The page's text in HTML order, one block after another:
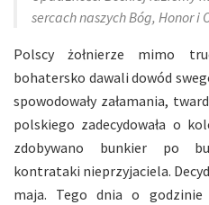
sercach naszych Bóg, Honor i
Polscy żołnierze mimo
bohatersko dawali dowód
spowodowały załamania,
polskiego zadecydowała o
zdobywano bunkier po
kontrataki nieprzyjaciela.
maja. Tego dnia o godzinie